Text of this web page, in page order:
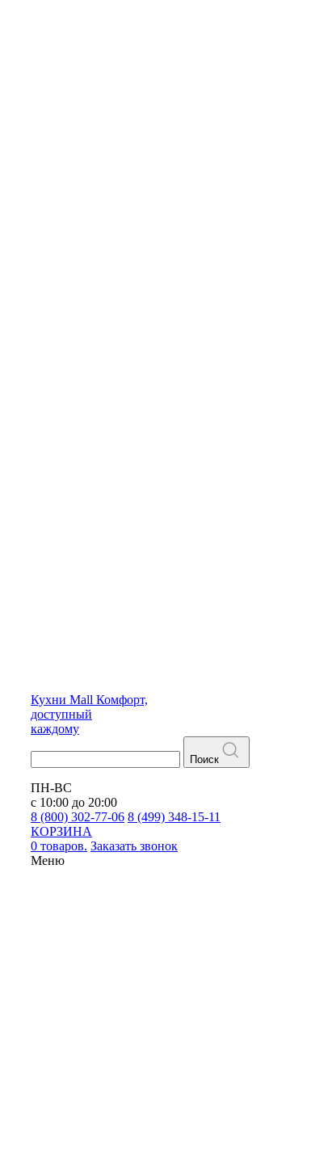
Кухни Mall Комфорт,
доступный
каждому
Поиск
ПН-ВС
с 10:00 до 20:00
8 (800) 302-77-06 8 (499) 348-15-11
КОРЗИНА
0 товаров. Заказать звонок
Меню